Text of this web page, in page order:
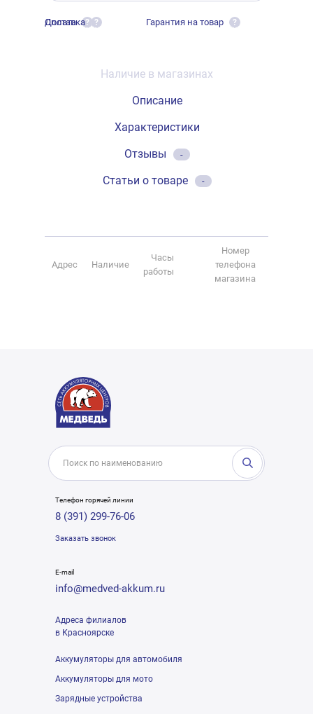
Оплата ?
Доставка ? Гарантия на товар ?
Наличие в магазинах
Описание
Характеристики
Отзывы
-
Статьи о товаре -
Адрес Наличие
Часы
работы
Номер
телефона
магазина
Телефон горячей линии
8 (391) 299-76-06
Заказать звонок
E-mail
info@medved-akkum.ru
Адреса филиалов
в Красноярске
Аккумуляторы для автомобиля
Аккумуляторы для мото
Зарядные устройства